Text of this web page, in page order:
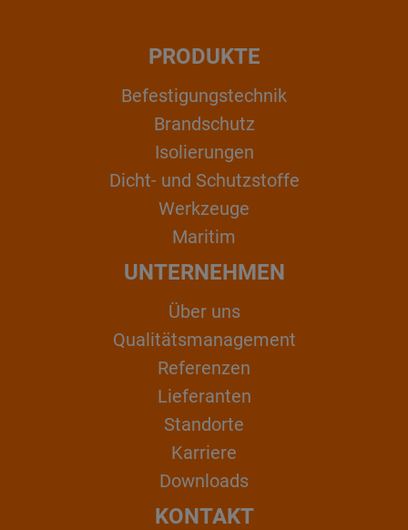
PRODUKTE
Befestigungstechnik
Brandschutz
Isolierungen
Dicht- und Schutzstoffe
Werkzeuge
Maritim
UNTERNEHMEN
Über uns
Qualitätsmanagement
Referenzen
Lieferanten
Standorte
Karriere
Downloads
KONTAKT